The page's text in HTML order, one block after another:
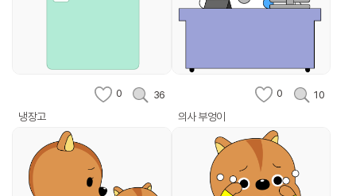
0 36
냉장고
0 10
의사 부엉이